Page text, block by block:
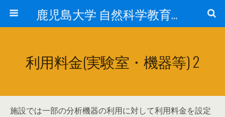
鹿児島大学 自然科学教育研究支援センター 遺伝子実験施設
利用料金(実験室・機器等) 2
施設では一部の分析機器の利用に対して利用料金を設定